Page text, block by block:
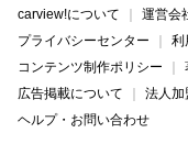
carview!について 運営会
プライバシーセンター
利
コンテンツ制作ポリシー
広告掲載について
法人加
ヘルプ・お問い合わせ